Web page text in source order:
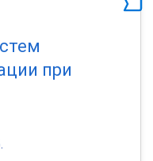
при